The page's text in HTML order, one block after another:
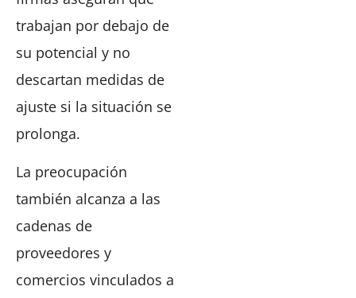
trabajan por debajo de
su potencial y no
descartan medidas de
ajuste si la situación se
prolonga.
La preocupación
también alcanza a las
cadenas de
proveedores y
comercios vinculados a